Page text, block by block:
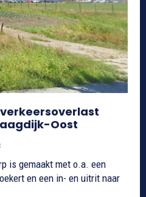
Oost
is gemaakt met o.a. een
en een in- en uitrit naar